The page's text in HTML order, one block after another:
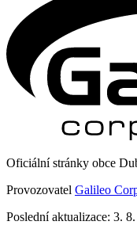
Oficiální stránky obce
Provozovatel Galileo
Poslední aktualizace: 3.